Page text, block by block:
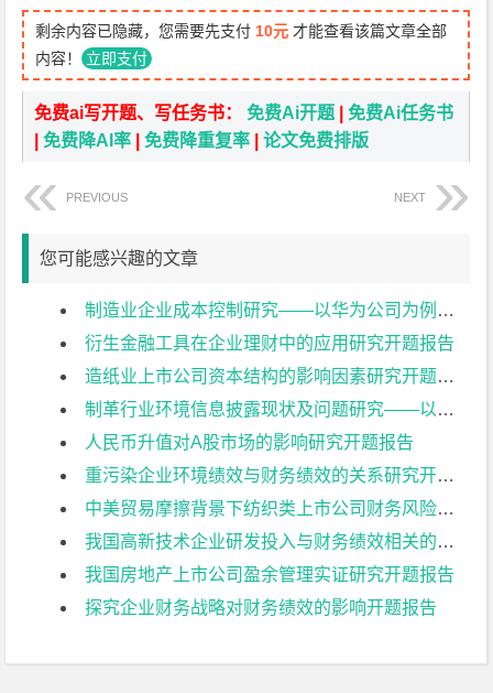
剩余内容已隐藏，您需要先支付 10元 才能查看该篇文章全部
内容！ 立即支付
免费ai写开题、写任务书：免费Ai开题 |免费Ai任务书
|免费降AI率 |免费降重复率 |论文免费排版
PREVIOUS NEXT
您可能感兴趣的文章
制造业企业成本控制研究——以华为公司为例开题报告
衍生金融工具在企业理财中的应用研究开题报告
造纸业上市公司资本结构的影响因素研究开题报告
制革行业环境信息披露现状及问题研究——以兴业皮革科技股份有限公司为例开题报告
人民币升值对A股市场的影响研究开题报告
重污染企业环境绩效与财务绩效的关系研究开题报告
中美贸易摩擦背景下纺织类上市公司财务风险控制研究:以华孚时尚为例开题报告
我国高新技术企业研发投入与财务绩效相关的影响因素分析——基于创业板上市公司的数据开题报告
我国房地产上市公司盈余管理实证研究开题报告
探究企业财务战略对财务绩效的影响开题报告